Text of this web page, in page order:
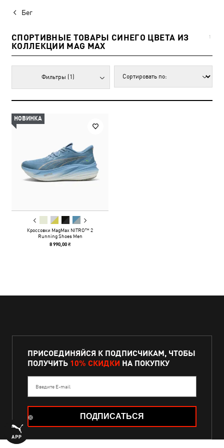
Бег
СПОРТИВНЫЕ ТОВАРЫ СИНЕГО ЦВЕТА ИЗ
КОЛЛЕКЦИИ MAG MAX
1
Фильтры (1)
НОВИНКА
Кроссовки MagMax NITRO™ 2
Running Shoes Men
8 990,00 ₴
ПРИСОЕДИНЯЙСЯ К ПОДПИСЧИКАМ, ЧТОБЫ
ПОЛУЧИТЬ 10% СКИДКИ НА ПОКУПКУ
Введите E-mail
ПОДПИСАТЬСЯ